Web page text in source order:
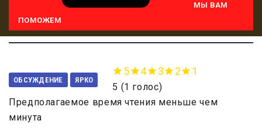
МЫ ВАМ
ПОМОЖЕМ
ОБСУЖДЕНИЕ ЯРКО
5 4 3 2 1
5 (1 голос)
Предполагаемое время чтения меньше чем
минута